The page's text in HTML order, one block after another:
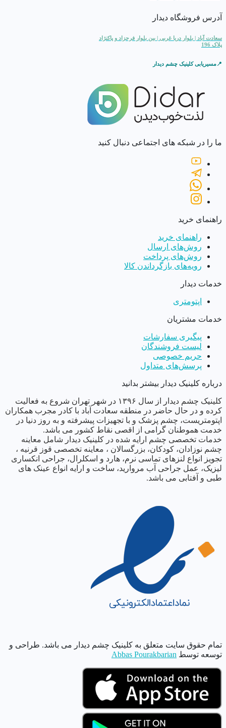
آدرس فروشگاه دیدار
سعادت آباد | بلوار دریا غربی | بین بلوار فرحزاد و پاکنژاد
پلاک 196
📍مسیریابی کلینیک چشم دیدار
ما را در شبکه های اجتماعی دنبال کنید
راهنمای خرید
راهنمای خرید
روش‌های ارسال
روش‌های پرداخت
رویه‌های بازگرداندن کالا
خدمات دیدار
اپتومتری
خدمات مشتریان
پیگیری سفارشات
لیست فروشندگان
حریم خصوصی
پرسش‌های متداول
درباره کلینیک دیدار بیشتر بدانید
کلینیک چشم دیدار از سال ١٣٩۶ در شهر تهران شروع به فعالیت
کرده و در حال حاضر در منطقه سعادت آباد با کادر مجرب همکاران
اپتومتریست، چشم پزشک و با تجهیزات پیشرفته و به روز دنیا در
خدمت هموطنان گرامی از اقصی نقاط کشور می باشد.
خدمات تخصصی چشم ارایه شده در کلینیک دیدار شامل معاینه
چشم نوزادان، کودکان، بزرگسالان ، معاینه تخصصی قوز قرنیه ،
تجویز انواع لنزهای تماسی نرم، هارد و اسکلرال، جراحی انکساری
لیزیک، عمل جراحی آب مروارید، ساخت و ارایه انواع عینک های
طبی و آفتابی می باشد.
تمام حقوق سایت متعلق به کلینیک چشم دیدار می باشد. طراحی و
توسعه توسط Abbas Pourakbarian